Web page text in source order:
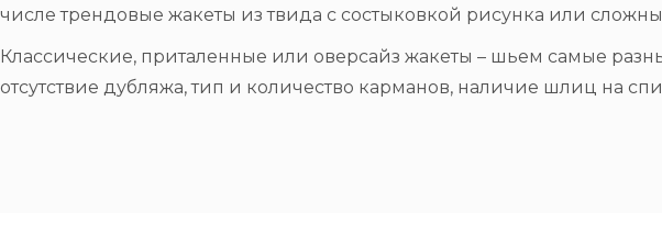
числе трендовые жакеты из твида с состыковкой рисунка или
Классические, приталенные или оверсайз жакеты – шьем самые
отсутствие дубляжа, тип и количество карманов, наличие шлиц на